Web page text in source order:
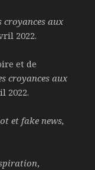
croyances aux
2022.
et de
croyances aux
2022.
et fake news,
,